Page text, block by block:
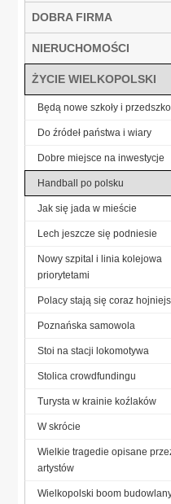
DOBRA FIRMA
NIERUCHOMOŚCI
ŻYCIE WIELKOPOLSKI
Będą nowe szkoły i
Do źródeł państwa i wiary
Dobre miejsce na inwestycje
Handball po polsku
Jak się jada w mieście
Lech jeszcze się podniesie
Nowy szpital i linia kolejowa
priorytetami
Polacy stają się coraz
Poznańska samowola
Stoi na stacji lokomotywa
Stolica crowdfundingu
Turysta w krainie koźlaków
W skrócie
Wielkie tragedie opisane
artystów
Wielkopolski boom